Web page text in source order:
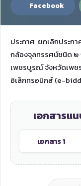
Facebook
ประกาศ ยกเลิกประก
กล้องจุลทรรศน์ชนิด ๒
เพชรบูรณ์ จังหวัดเพ
อิเล็กทรอนิกส์ (e-
เอกสารแ
เอกสาร 1